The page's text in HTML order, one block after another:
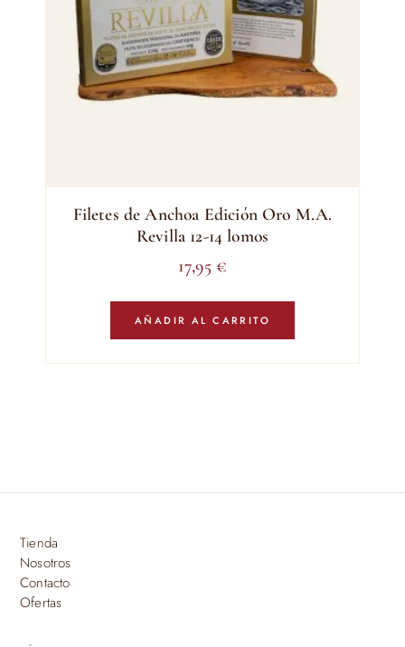
Filetes de Anchoa Edición Oro M.A.
Revilla 12-14 lomos
17,95 €
AÑADIR AL CARRITO
Tienda
Nosotros
Contacto
Ofertas